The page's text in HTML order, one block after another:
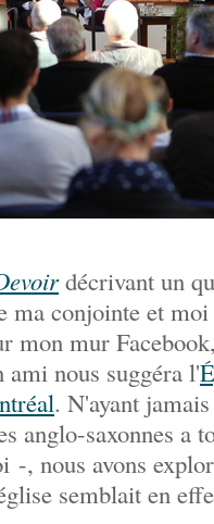
décrivant un
ma conjointe et
mon mur
nous suggéra l'
. N'ayant
anglo-saxonnes a
-, nous avons
semblait en